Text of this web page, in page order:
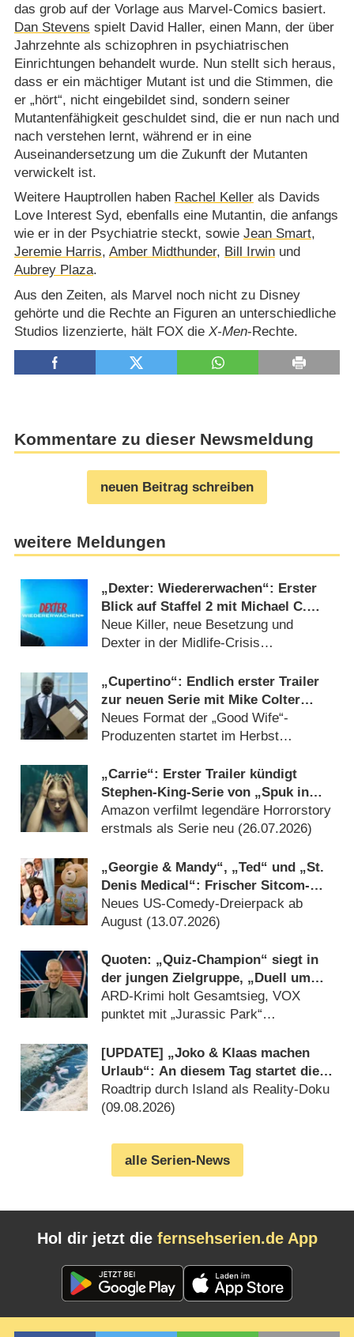
das grob auf der Vorlage aus Marvel-Comics basiert.
Dan Stevens spielt David Haller, einen Mann, der über
Jahrzehnte als schizophren in psychiatrischen
Einrichtungen behandelt wurde. Nun stellt sich heraus,
dass er ein mächtiger Mutant ist und die Stimmen, die
er „hört“, nicht eingebildet sind, sondern seiner
Mutantenfähigkeit geschuldet sind, die er nun nach und
nach verstehen lernt, während er in eine
Auseinandersetzung um die Zukunft der Mutanten
verwickelt ist.
Weitere Hauptrollen haben Rachel Kellerals Davids
Love Interest Syd, ebenfalls eine Mutantin, die anfangs
wie er in der Psychiatrie steckt, sowie Jean Smart,
Jeremie Harris, Amber Midthunder, Bill Irwinund
Aubrey Plaza.
Aus den Zeiten, als Marvel noch nicht zu Disney
gehörte und die Rechte an Figuren an unterschiedliche
Studios lizenzierte, hält FOX die X-Men-Rechte.
Kommentare zu dieser Newsmeldung
neuen Beitrag schreiben
weitere Meldungen
„Dexter: Wiedererwachen“: Erster
Blick auf Staffel 2 mit Michael C.
Hall enthüllt erste Story-Details
Neue Killer, neue Besetzung und
Dexter in der Midlife-Crisis
„Cupertino“: Endlich erster Trailer
zur neuen Serie mit Mike Colter
(„Evil“)
Neues Format der „Good Wife“-
Produzenten startet im Herbst
„Carrie“: Erster Trailer kündigt
Stephen-King-Serie von „Spuk in
Hill House“-Macher an
Amazon verfilmt legendäre Horrorstory
erstmals als Serie neu (26.07.2026)
„Georgie & Mandy“, „Ted“ und „St.
Denis Medical“: Frischer Sitcom-
Nachschub auf ProSieben
Neues US-Comedy-Dreierpack ab
August (13.07.2026)
Quoten: „Quiz-Champion“ siegt in
der jungen Zielgruppe, „Duell um
die Welt“-Best-of geht völlig unter
ARD-Krimi holt Gesamtsieg, VOX
punktet mit „Jurassic Park“
[UPDATE] „Joko & Klaas machen
Urlaub“: An diesem Tag startet die
neue Sendung des Entertainer-Duos
Roadtrip durch Island als Reality-Doku
(09.08.2026)
alle Serien-News
Hol dir jetzt die fernsehserien.de App